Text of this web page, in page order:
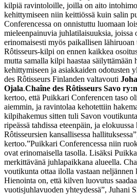
kilpiä ravintoloille, joilla on aito intohimo
kehittymiseen niin keittiössä kuin salin
Conferencessa on onnistuttu luomaan
mieleenpainuvia juhlatilaisuuksia, joissa
erinomaisesti myös paikallisen lähiruoan
Rôtisseurs-kilpi on ennen kaikkea
mutta samalla kilpi haastaa säilyttämään
kehittymiseen ja asiakkaiden odotusten
des Rôtisseurs Finlanden valtavouti
Ojala.Chaîne des Rôtisseurs Savo ry:n
kertoo, että Puikkari Conferencen taso
aiemmin, ja ravintolaa kehotettiin
kilpihakemus sitten tuli Savon
ripeässä tahdissa eteenpäin, ja
Rôtisseursien kansallisessa
kertoo.”Puikkari Conferencessa niin
ovat erinomaisella tasolla. Lisäksi
merkittävänä juhlapaikkana alueella.
voutikunta ottaa ilolla vastaan
Hienointa on, että kilven luovutus
vuotisjuhlavuoden yhteydessä”, Juhani